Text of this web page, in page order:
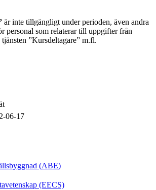
är inte tillgängligt under perioden, även andra
personal som relaterar till uppgifter från
”Kursdeltagare” m.fl.
06-17
(ABE)
(EECS)